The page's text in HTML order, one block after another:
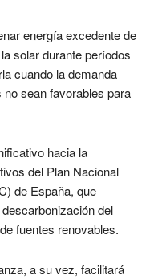
energía excedente de
solar durante períodos
cuando la demanda
sean favorables para
hacia la
del Plan Nacional
de España, que
del
fuentes renovables.
a su vez, facilitará